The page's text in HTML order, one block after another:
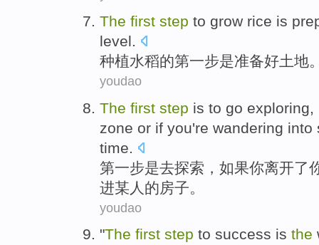
The first step to grow rice is
level.
种植水稻的第一步是准备好土地
youdao
The first step is to go
zone or if you're wandering
time.
第一步是去探索，如果你离开了
进某人的房子。
youdao
"The first step to success is the